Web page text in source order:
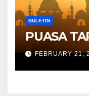
BULETIN
PUASA
FEBRUARY 21,